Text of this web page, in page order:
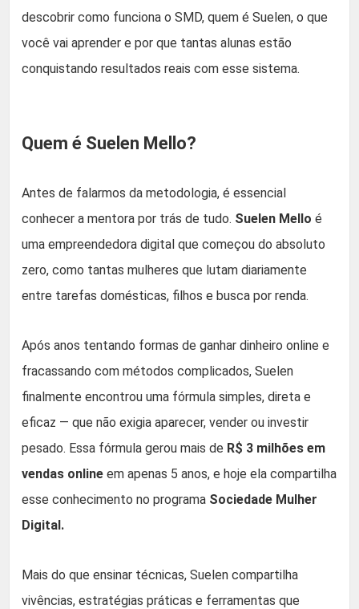
descobrir como funciona o SMD, quem é Suelen, o que
você vai aprender e por que tantas alunas estão
conquistando resultados reais com esse sistema.
Quem é Suelen Mello?
Antes de falarmos da metodologia, é essencial
conhecer a mentora por trás de tudo. Suelen Mello é
uma empreendedora digital que começou do absoluto
zero, como tantas mulheres que lutam diariamente
entre tarefas domésticas, filhos e busca por renda.
Após anos tentando formas de ganhar dinheiro online e
fracassando com métodos complicados, Suelen
finalmente encontrou uma fórmula simples, direta e
eficaz — que não exigia aparecer, vender ou investir
pesado. Essa fórmula gerou mais de R$ 3 milhões em
vendas online em apenas 5 anos, e hoje ela compartilha
esse conhecimento no programa Sociedade Mulher
Digital.
Mais do que ensinar técnicas, Suelen compartilha
vivências, estratégias práticas e ferramentas que